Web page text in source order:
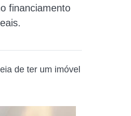
financiamento
de ter um imóvel